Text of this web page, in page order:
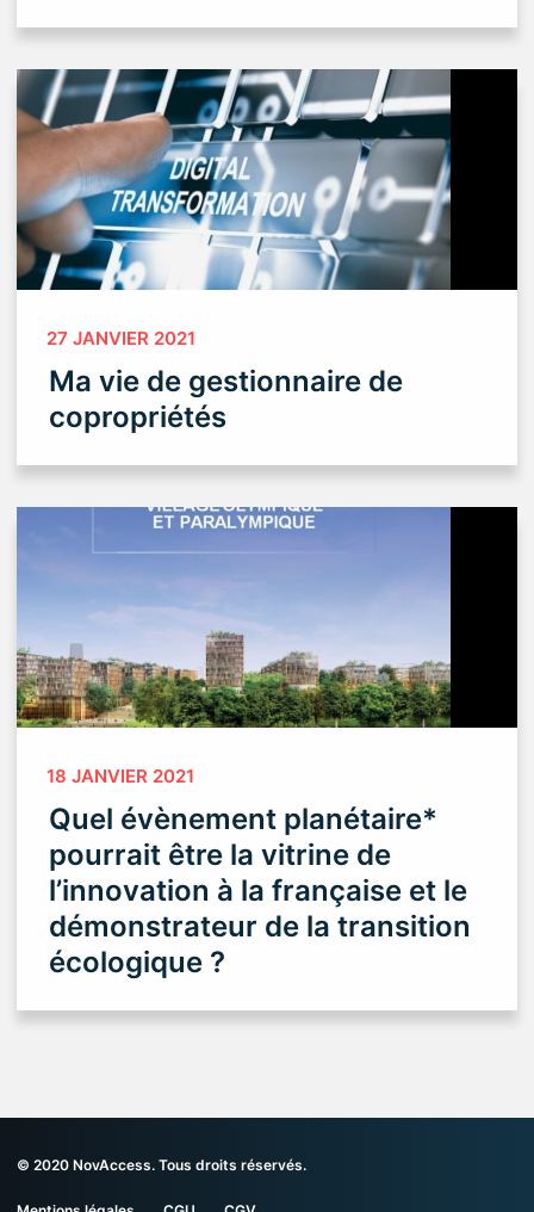
27 JANVIER 2021
Ma vie de gestionnaire de
copropriétés
18 JANVIER 2021
Quel évènement planétaire*
pourrait être la vitrine de
l’innovation à la française et le
démonstrateur de la transition
écologique ?
© 2020 NovAccess. Tous droits réservés.